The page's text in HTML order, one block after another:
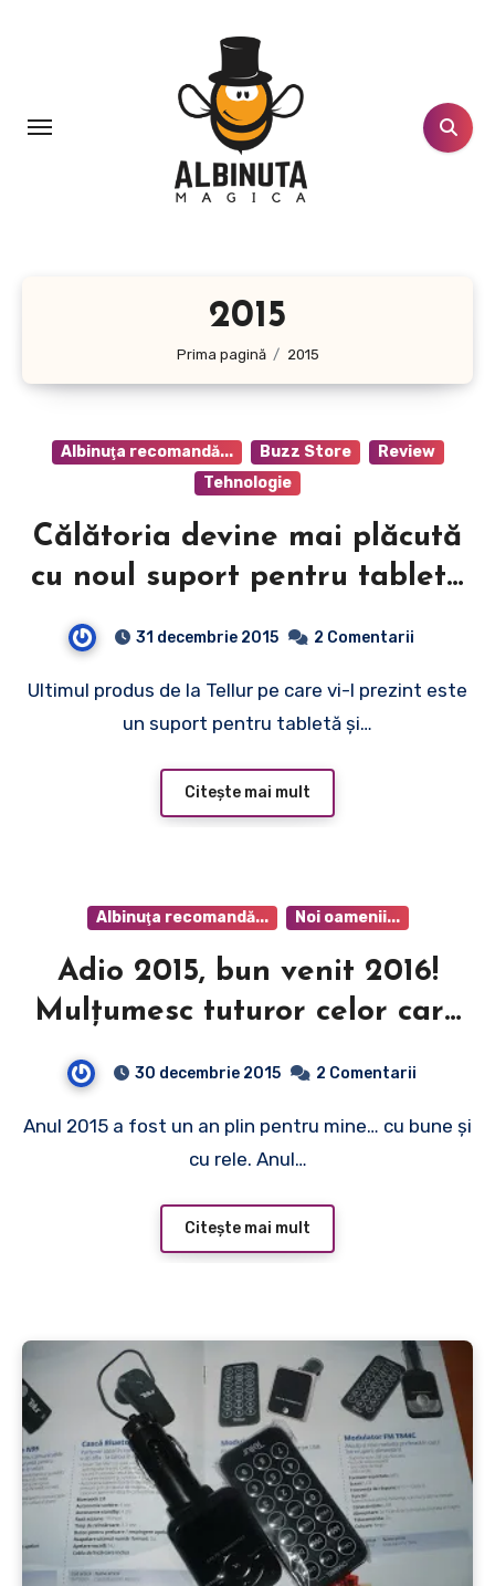
2015
Prima pagină 2015
Albinuţa recomandă... Buzz Store
Review
Tehnologie
Călătoria devine mai plăcută
cu noul suport pentru tabletă
31 decembrie 2015 2 Comentarii
Ultimul produs de la Tellur pe care vi-l prezint este
un suport pentru tabletă şi…
Citește mai mult
Albinuţa recomandă... Noi oamenii...
Adio 2015, bun venit 2016!
Mulţumesc tuturor celor care
30 decembrie 2015 2 Comentarii
Anul 2015 a fost un an plin pentru mine… cu bune şi
cu rele. Anul…
Citește mai mult